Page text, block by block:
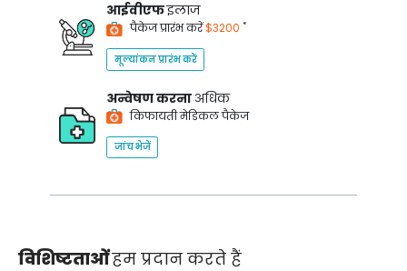
आईवीएफइलाज
पैकेज प्रारंभ करें$3200 *
मूल्यांकन प्रारंभ करें
अन्वेषण करना अधिक
किफायती मेडिकल पैकेज
जांच भेजें
विशिष्टताओंहम प्रदान करते हैं